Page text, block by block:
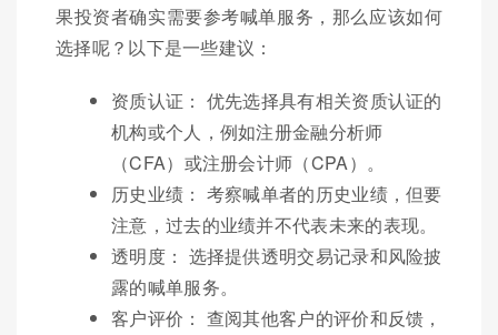
果投资者确实需要参考喊单服务，那么应该如何
选择呢？以下是一些建议：
资质认证： 优先选择具有相关资质认证的
机构或个人，例如注册金融分析师
（CFA）或注册会计师（CPA）。
历史业绩： 考察喊单者的历史业绩，但要
注意，过去的业绩并不代表未来的表现。
透明度： 选择提供透明交易记录和风险披
露的喊单服务。
客户评价： 查阅其他客户的评价和反馈，